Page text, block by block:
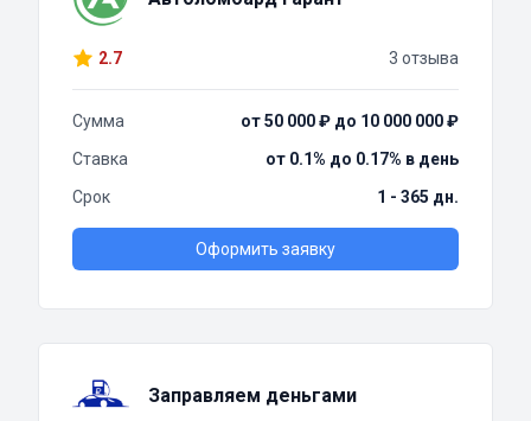
2.7 3 отзыва
Сумма
от 50 000 ₽ до 10 000 000 ₽
Ставка
от 0.1% до 0.17% в день
Срок
1 - 365 дн.
Оформить заявку
Заправляем деньгами